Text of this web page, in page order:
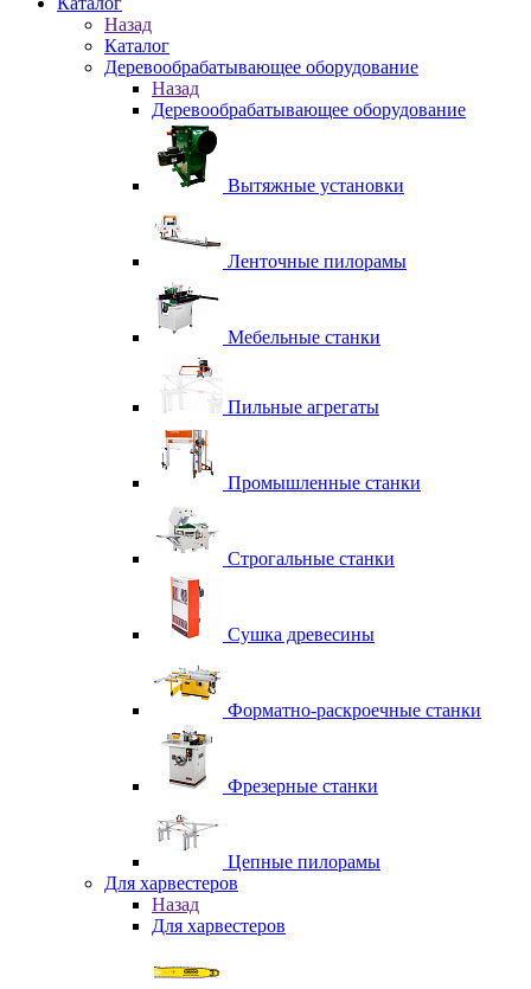
Назад
Каталог
Деревообрабатывающее оборудование
Назад
Деревообрабатывающее оборудование
Вытяжные установки
Ленточные пилорамы
Мебельные станки
Пильные агрегаты
Промышленные станки
Строгальные станки
Сушка древесины
Форматно-раскроечные станки
Фрезерные станки
Цепные пилорамы
Для харвестеров
Назад
Для харвестеров